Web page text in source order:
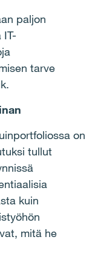
paljon
IT-
tarve
on
tullut
kuin
mitä he